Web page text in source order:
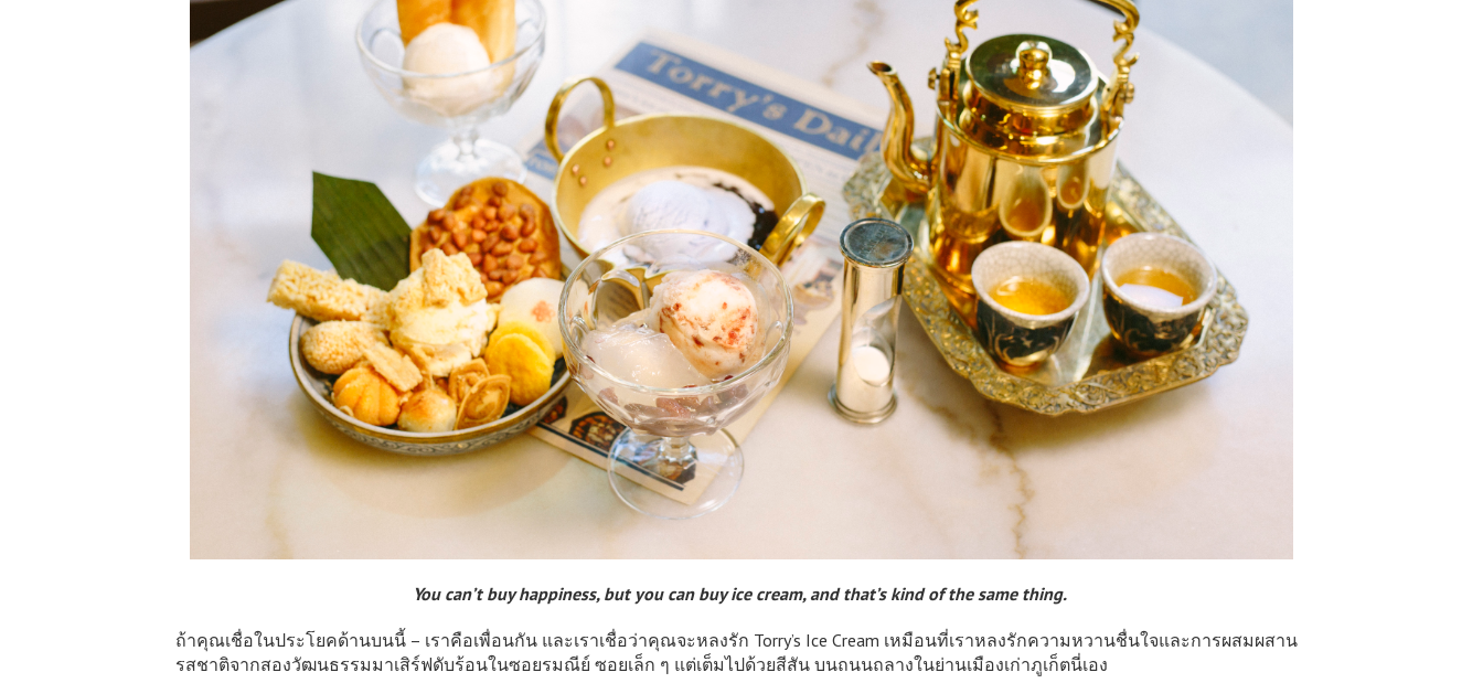
You can’t buy happiness, but you can buy ice cream, and that’s kind of the same thing.
ถ้าคุณเชื่อในประโยคด้านบนนี้ – เราคือเพื่อนกัน และเราเชื่อว่าคุณจะหลงรัก Torry’s Ice Cream เหมือนที่เราหลงรักความหวานชื่นใจและการผสมผสาน
รสชาติจากสองวัฒนธรรมมาเสิร์ฟดับร้อนในซอยรมณีย์ ซอยเล็ก ๆ แต่เต็มไปด้วยสีสัน บนถนนถลางในย่านเมืองเก่าภูเก็ตนี่เอง